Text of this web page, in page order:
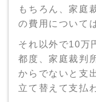
もちろん、家庭
の費用について
それ以外で10万
都度、家庭裁判
からでないと支
立て替えて支払